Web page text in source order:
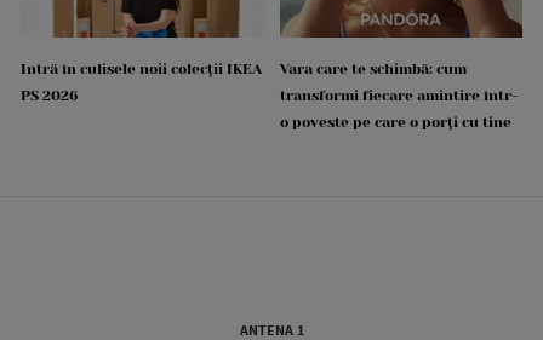
Intră în culisele noii colecții IKEA
PS 2026
Vara care te schimbă: cum
transformi fiecare amintire într-
o poveste pe care o porți cu tine
ANTENA 1